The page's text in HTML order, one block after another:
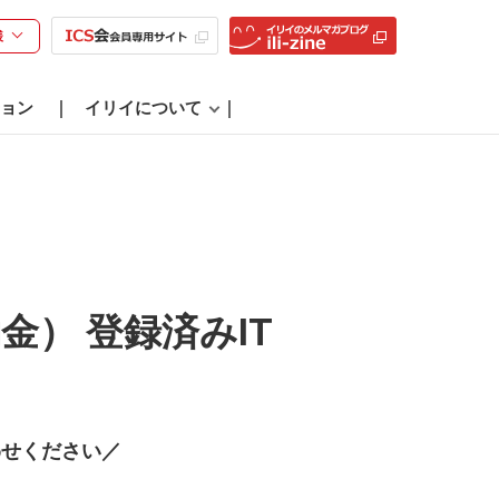
ン イリイについて
） 登録済みIT
ください／